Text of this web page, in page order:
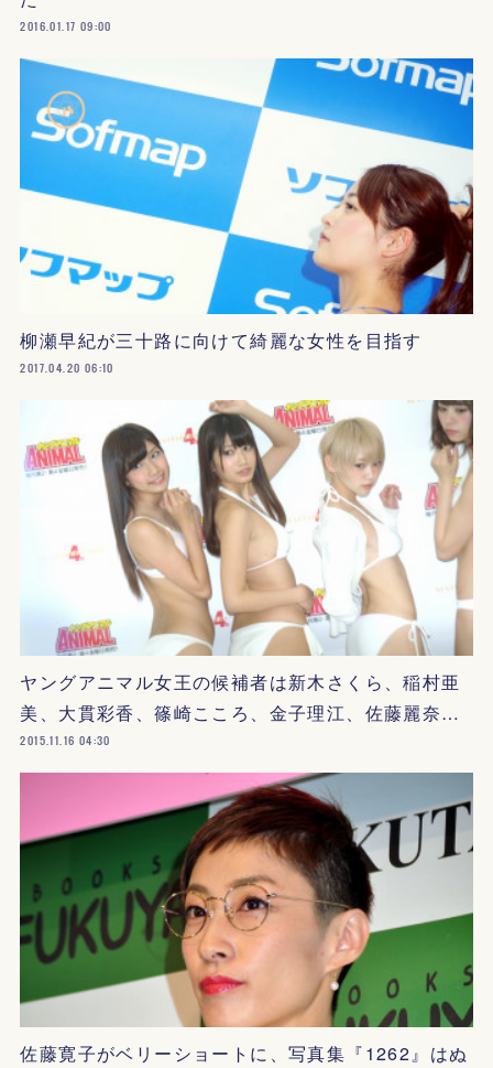
2016.01.17 09:00
柳瀬早紀が三十路に向けて綺麗な女性を目指す
2017.04.20 06:10
ヤングアニマル女王の候補者は新木さくら、稲村亜
美、大貫彩香、篠崎こころ、金子理江、佐藤麗奈…
2015.11.16 04:30
佐藤寛子がベリーショートに、写真集『1262』はぬ